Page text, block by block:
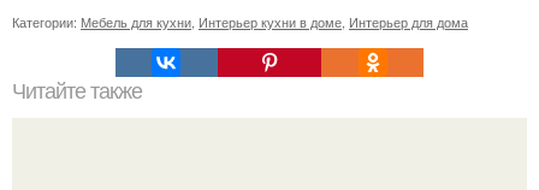
Категории: Мебель для кухни Интерьер кухни в доме Интерьер для дома
Читайте также